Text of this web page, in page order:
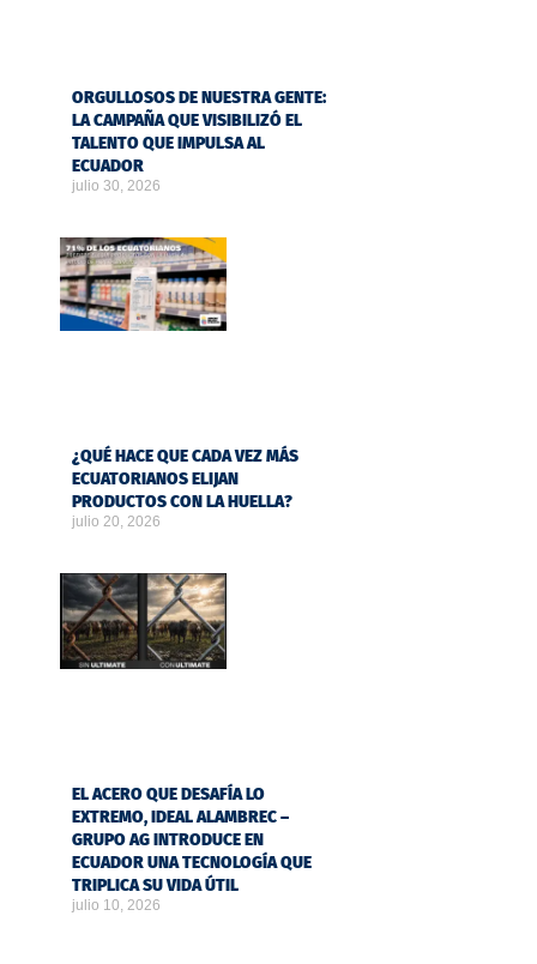
ORGULLOSOS DE NUESTRA GENTE:
LA CAMPAÑA QUE VISIBILIZÓ EL
TALENTO QUE IMPULSA AL
ECUADOR
julio 30, 2026
¿QUÉ HACE QUE CADA VEZ MÁS
ECUATORIANOS ELIJAN
PRODUCTOS CON LA HUELLA?
julio 20, 2026
EL ACERO QUE DESAFÍA LO
EXTREMO, IDEAL ALAMBREC –
GRUPO AG INTRODUCE EN
ECUADOR UNA TECNOLOGÍA QUE
TRIPLICA SU VIDA ÚTIL
julio 10, 2026